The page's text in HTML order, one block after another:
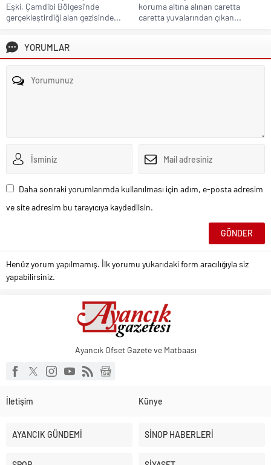
Eşki, Çamdibi Bölgesi’nde
gerçekleştirdiği alan gezisinde...
koruma altına alınan caretta
caretta yuvalarından çıkan...
YORUMLAR
Daha sonraki yorumlarımda kullanılması için adım, e-posta adresim
ve site adresim bu tarayıcıya kaydedilsin.
Henüz yorum yapılmamış. İlk yorumu yukarıdaki form aracılığıyla siz
yapabilirsiniz.
Ayancık Ofset Gazete ve Matbaası
İletişim Künye
AYANCIK GÜNDEMİ SİNOP HABERLERİ